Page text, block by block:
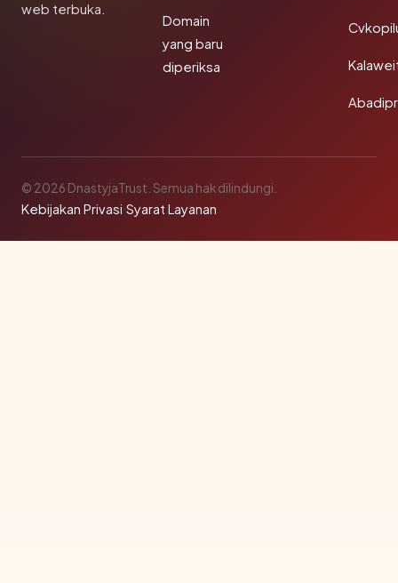
web terbuka.
Domain
yang baru
diperiksa
© 2026 DnastyjaTrust. Semua hak dilindungi.
Kebijakan Privasi·Syarat Layanan